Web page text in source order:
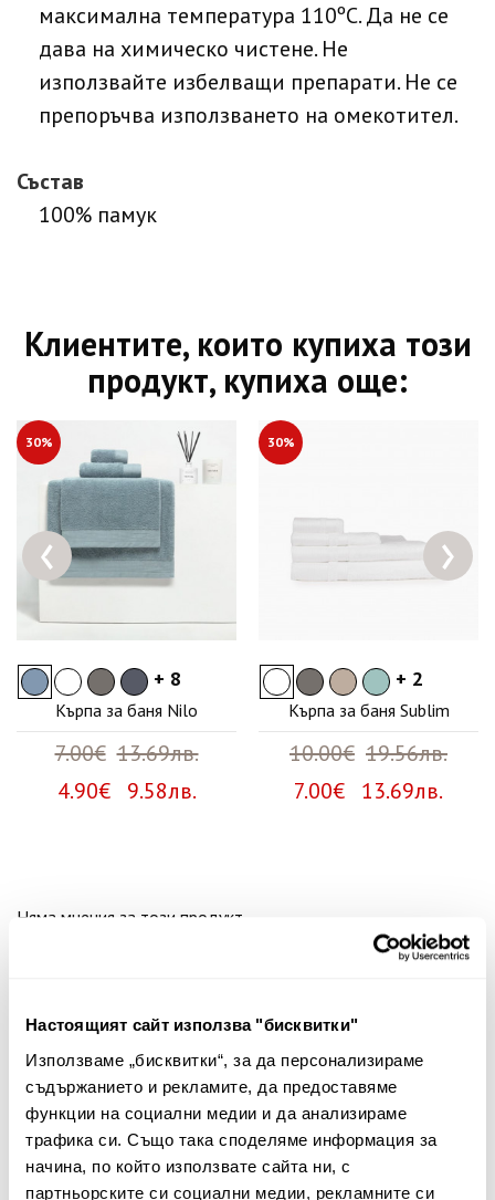
Настоящият сайт използва "бисквитки"
Използваме „бисквитки“, за да персонализираме
съдържанието и рекламите, да предоставяме
функции на социални медии и да анализираме
трафика си. Също така споделяме информация за
начина, по който използвате сайта ни, с
партньорските си социални медии, рекламните си
максимална температура 110ºC. Да не се
дава на химическо чистене. Не
използвайте избелващи препарати. Не се
препоръчва използването на омекотител.
Състав
100% памук
Клиентите, които купиха този
продукт, купиха още:
30%
+ 8
Кърпа за баня Nilo
7.00€ 13.69лв.
4.90€ 9.58лв.
30%
+ 2
Кърпа за баня Sublim
10.00€ 19.56лв.
7.00€ 13.69лв.
‹ ›
Няма мнения за този продукт.
Споделете Вашето мнение
Вашият коментар: